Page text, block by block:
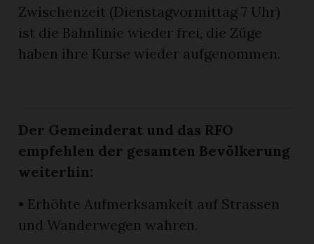
Zwischenzeit (Dienstagvormittag 7 Uhr)
ist die Bahnlinie wieder frei, die Züge
haben ihre Kurse wieder aufgenommen.
Der Gemeinderat und das RFO
empfehlen der gesamten Bevölkerung
weiterhin:
• Erhöhte Aufmerksamkeit auf Strassen
und Wanderwegen wahren.